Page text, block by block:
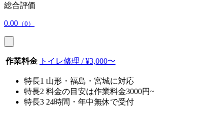
総合評価
0.00 （0）
作業料金 トイレ修理 / ¥3,000〜
特長1 山形・福島・宮城に対応
特長2 料金の目安は作業料金3000円~
特長3 24時間・年中無休で受付